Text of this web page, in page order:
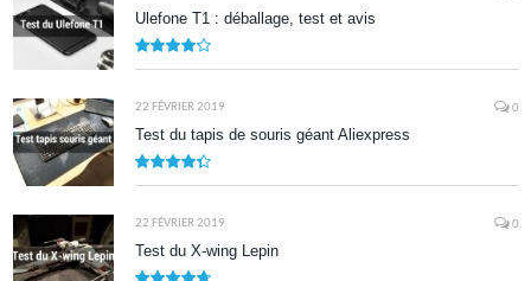
Ulefone T1 : déballage, test et avis
22 FÉVRIER 2019 0
Test du tapis de souris géant Aliexpress
22 FÉVRIER 2019 0
Test du X-wing Lepin